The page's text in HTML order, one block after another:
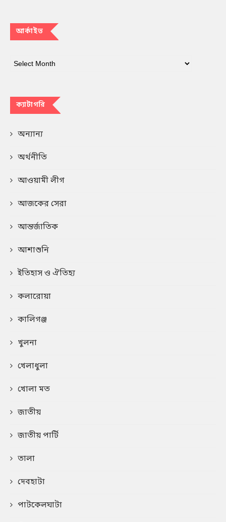
আর্কাইভ
ক্যাটাগরি
অন্যান্য
অর্থনীতি
আওয়ামী লীগ
আজকের সেরা
আন্তর্জাতিক
আশাশুনি
ইতিহাস ও ঐতিহ্য
কলারোয়া
কালিগঞ্জ
খুলনা
খেলাধুলা
খোলা মত
জাতীয়
জাতীয় পার্টি
তালা
দেবহাটা
পাটকেলঘাটা